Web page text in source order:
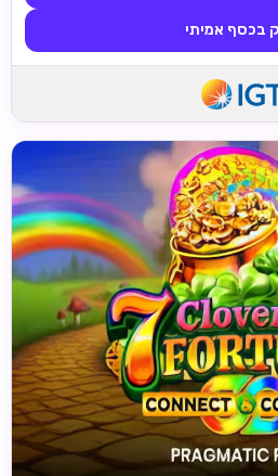
בכסף אמיתי